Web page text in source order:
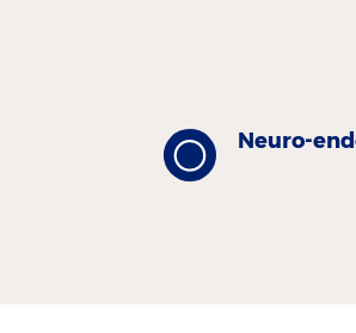
Neuro-